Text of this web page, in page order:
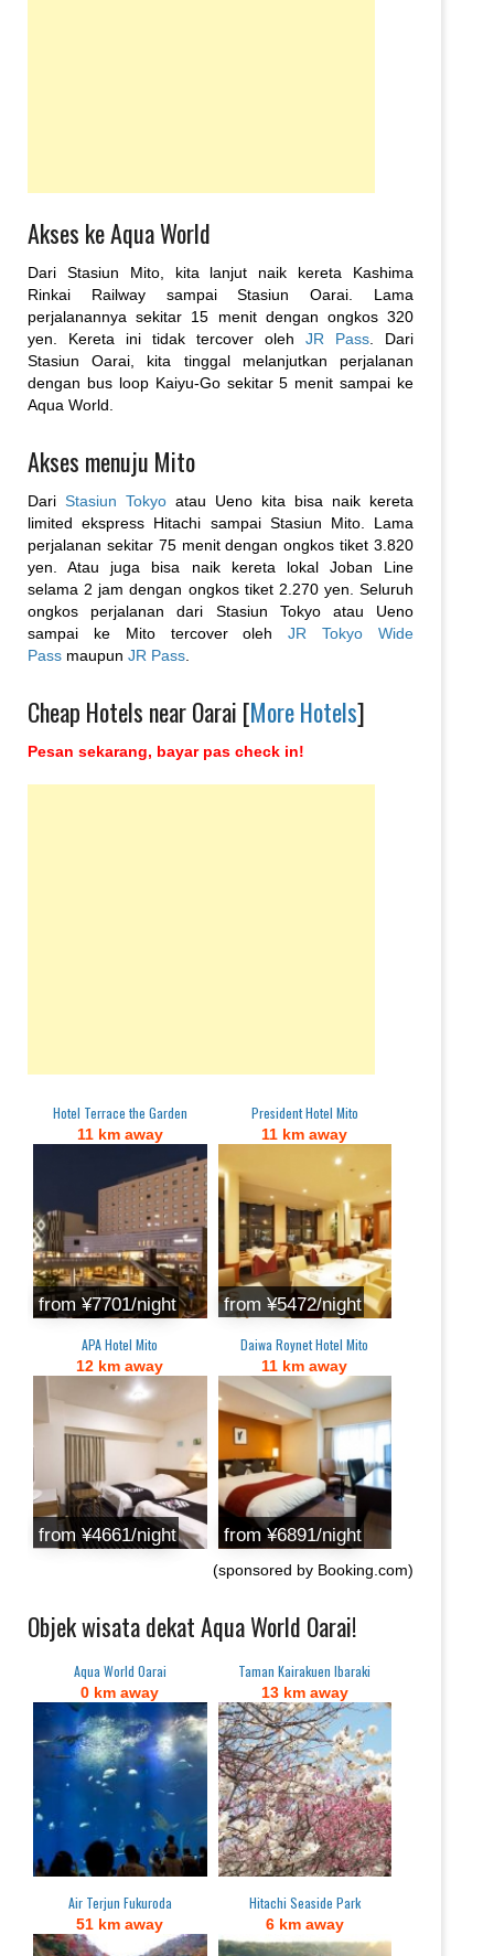
Akses ke Aqua World
Dari Stasiun Mito, kita lanjut naik kereta Kashima
Rinkai Railway sampai Stasiun Oarai. Lama
perjalanannya sekitar 15 menit dengan ongkos 320
yen. Kereta ini tidak tercover oleh JR Pass . Dari
Stasiun Oarai, kita tinggal melanjutkan perjalanan
dengan bus loop Kaiyu-Go sekitar 5 menit sampai ke
Aqua World.
Akses menuju Mito
Dari Stasiun Tokyo atau Ueno kita bisa naik kereta
limited ekspress Hitachi sampai Stasiun Mito. Lama
perjalanan sekitar 75 menit dengan ongkos tiket 3.820
yen. Atau juga bisa naik kereta lokal Joban Line
selama 2 jam dengan ongkos tiket 2.270 yen. Seluruh
ongkos perjalanan dari Stasiun Tokyo atau Ueno
sampai ke Mito tercover olehJR Tokyo Wide
Pass maupun JR Pass
Cheap Hotels near Oarai [More Hotels]
Pesan sekarang, bayar pas check in!
Hotel Terrace the Garden
11 km away
from ¥7701/night
President Hotel Mito
11 km away
from ¥5472/night
APA Hotel Mito
12 km away
from ¥4661/night
Daiwa Roynet Hotel Mito
11 km away
from ¥6891/night
(sponsored by Booking.com)
Objek wisata dekat Aqua World Oarai!
Aqua World Oarai
0 km away
Taman Kairakuen Ibaraki
13 km away
Air Terjun Fukuroda
51 km away
Hitachi Seaside Park
6 km away